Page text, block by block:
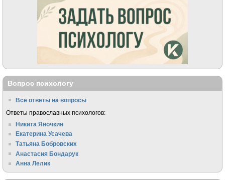
Вопрос психологу
Все ответы на вопросы
Ответы православных психологов:
Никита Яночкин
Екатерина Усачева
Татьяна Бобровских
Анастасия Бондарук
Анна Лелик